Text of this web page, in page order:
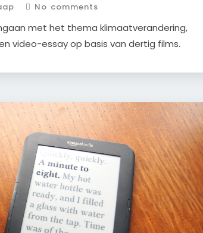
No comments
met het thema klimaatverandering,
video-essay op basis van dertig films.